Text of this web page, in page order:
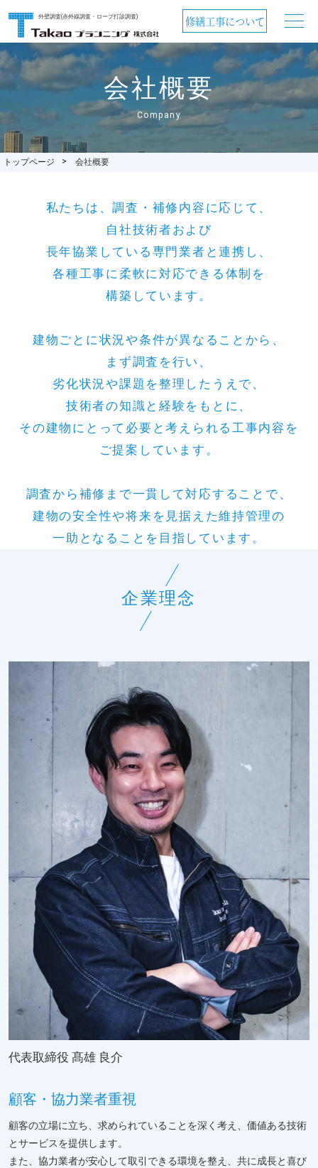
外壁調査(赤外線調査・ロープ打診調査) 修繕工事について
会社概要
Company
トップページ 会社概要
私たちは、調査・補修内容に応じて、
自社技術者および
長年協業している専門業者と連携し、
各種工事に柔軟に対応できる体制を
構築しています。
建物ごとに状況や条件が異なることから、
まず調査を行い、
劣化状況や課題を整理したうえで、
技術者の知識と経験をもとに、
その建物にとって必要と考えられる工事内容を
ご提案しています。
調査から補修まで一貫して対応することで、
建物の安全性や将来を見据えた維持管理の
一助となることを目指しています。
企業理念
代表取締役 髙雄 良介
顧客・協力業者重視
顧客の立場に立ち、求められていることを深く考え、価値ある技術
とサービスを提供します。
また、協力業者が安心して取引できる環境を整え、共に成長と喜び